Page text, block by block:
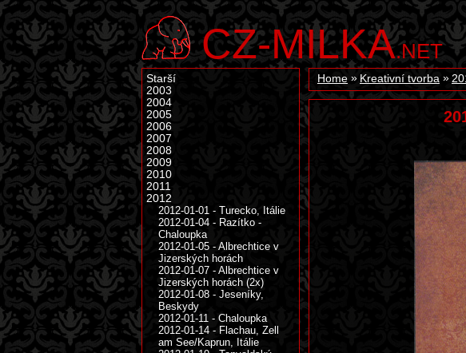
CZ-MILKA.NET
Home Kreativní tvorba
Starší
2003
2004
2005
2006
2007
2008
2009
2010
2011
2012
2012-01-01 - Turecko, Itálie
2012-01-04 - Razítko -
Chaloupka
2012-01-05 - Albrechtice v
Jizerských horách
2012-01-07 - Albrechtice v
Jizerských horách (2x)
2012-01-08 - Jeseníky,
Beskydy
2012-01-11 - Chaloupka
2012-01-14 - Flachau, Zell
am See/Kaprun, Itálie